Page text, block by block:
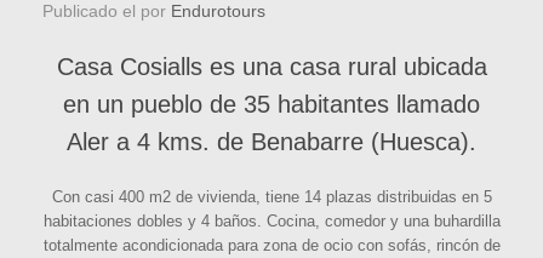
Publicado el por Endurotours
Casa Cosialls es una casa rural ubicada
en un pueblo de 35 habitantes llamado
Aler a 4 kms. de Benabarre (Huesca).
Con casi 400 m2 de vivienda, tiene 14 plazas distribuidas en 5
habitaciones dobles y 4 baños. Cocina, comedor y una buhardilla
totalmente acondicionada para zona de ocio con sofás, rincón de